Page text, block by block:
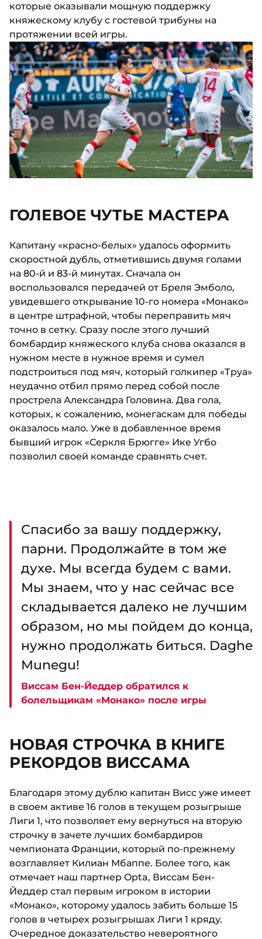
которые оказывали мощную поддержку
княжескому клубу с гостевой трибуны на
протяжении всей игры.
ГОЛЕВОЕ ЧУТЬЕ МАСТЕРА
Капитану «красно-белых» удалось оформить
скоростной дубль, отметившись двумя голами
на 80-й и 83-й минутах. Сначала он
воспользовался передачей от Бреля Эмболо,
увидевшего открывание 10-го номера «Монако»
в центре штрафной, чтобы переправить мяч
точно в сетку. Сразу после этого лучший
бомбардир княжеского клуба снова оказался в
нужном месте в нужное время и сумел
подстроиться под мяч, который голкипер «Труа»
неудачно отбил прямо перед собой после
прострела Александра Головина. Два гола,
которых, к сожалению, монегаскам для победы
оказалось мало. Уже в добавленное время
бывший игрок «Серкля Брюгге» Ике Угбо
позволил своей команде сравнять счет.
Спасибо за вашу поддержку,
парни. Продолжайте в том же
духе. Мы всегда будем с вами.
Мы знаем, что у нас сейчас все
складывается далеко не лучшим
образом, но мы пойдем до конца,
нужно продолжать биться. Daghe
Munegu!
Виссам Бен-Йеддер обратился к
болельщикам «Монако» после игры
НОВАЯ СТРОЧКА В КНИГЕ
РЕКОРДОВ ВИССАМА
Благодаря этому дублю капитан Висс уже имеет
в своем активе 16 голов в текущем розыгрыше
Лиги 1, что позволяет ему вернуться на вторую
строчку в зачете лучших бомбардиров
чемпионата Франции, который по-прежнему
возглавляет Килиан Мбаппе. Более того, как
отмечает наш партнер Opta, Виссам Бен-
Йеддер стал первым игроком в истории
«Монако», которому удалось забить больше 15
голов в четырех розыгрышах Лиги 1 кряду.
Очередное доказательство невероятного